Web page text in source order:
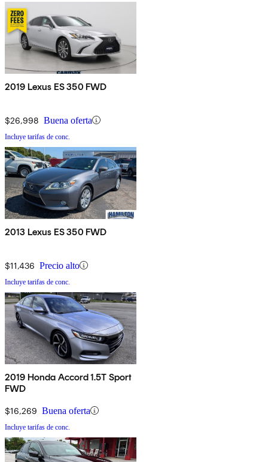
2019 Lexus ES 350 FWD
$26,998 Buena oferta
Incluye tarifas de conc.
2013 Lexus ES 350 FWD
$11,436 Precio alto
Incluye tarifas de conc.
2019 Honda Accord 1.5T Sport
FWD
$16,269 Buena oferta
Incluye tarifas de conc.